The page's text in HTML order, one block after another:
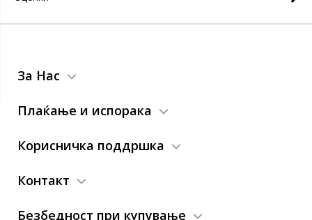
За Нас
Плаќање и испорака
Корисничка поддршка
Контакт
Безбедност при купување